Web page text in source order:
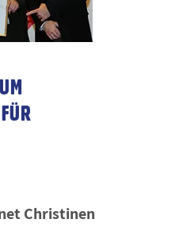
Christinen